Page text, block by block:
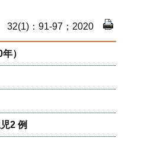
32(1)：91-97；2020
）
2 例